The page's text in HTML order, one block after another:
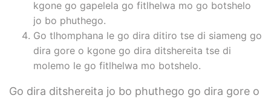
kgone go gapelela go fitlhelwa mo go botshelo
jo bo phuthego.
Go tlhomphana le go dira ditiro tse di siameng go
dira gore o kgone go dira ditshereita tse di
molemo le go fitlhelwa mo botshelo.
Go dira ditshereita jo bo phuthego go dira gore o